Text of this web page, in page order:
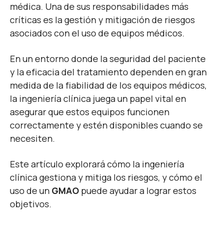
médica. Una de sus responsabilidades más
críticas es la gestión y mitigación de riesgos
asociados con el uso de equipos médicos.
En un entorno donde la seguridad del paciente
y la eficacia del tratamiento dependen en gran
medida de la fiabilidad de los equipos médicos,
la ingeniería clínica juega un papel vital en
asegurar que estos equipos funcionen
correctamente y estén disponibles cuando se
necesiten.
Este artículo explorará cómo la ingeniería
clínica gestiona y mitiga los riesgos, y cómo el
uso de un GMAO puede ayudar a lograr estos
objetivos.